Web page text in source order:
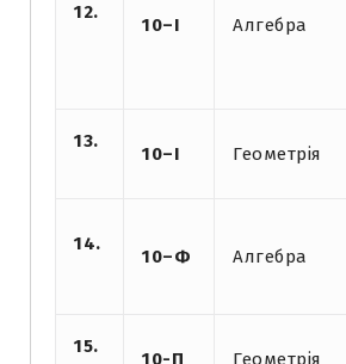
12.
10–І Алгебра
13.
10–І Геометрія
14.
10­–Ф Алгебра
15.
10-П Геометрія